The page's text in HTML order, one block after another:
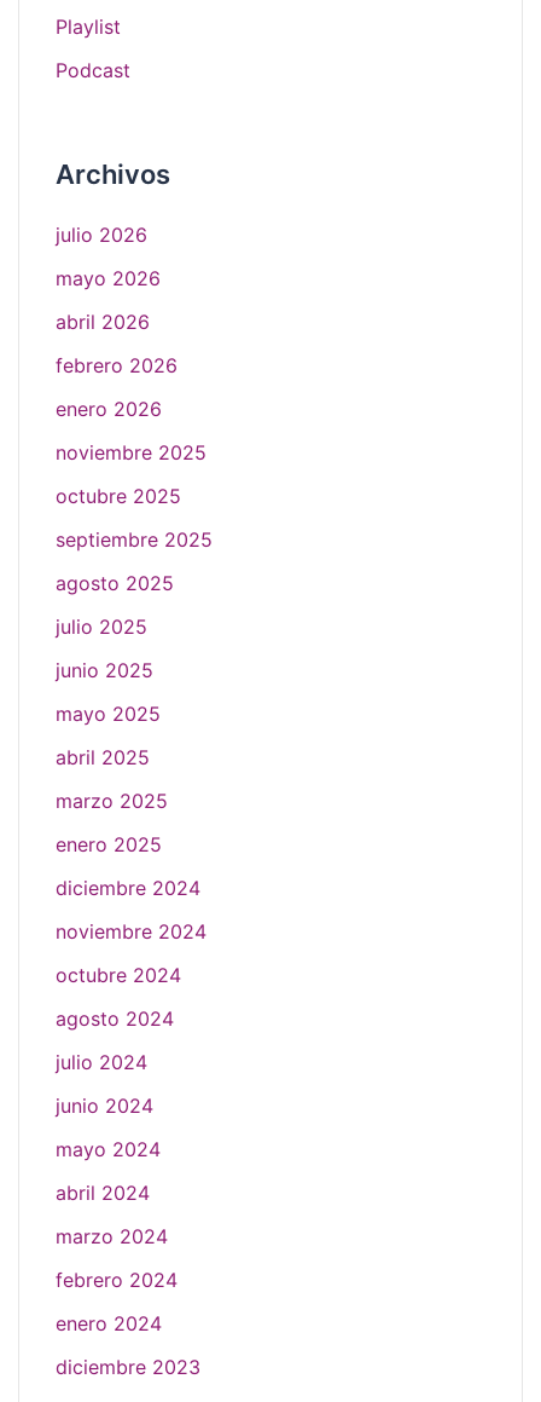
Playlist
Podcast
Archivos
julio 2026
mayo 2026
abril 2026
febrero 2026
enero 2026
noviembre 2025
octubre 2025
septiembre 2025
agosto 2025
julio 2025
junio 2025
mayo 2025
abril 2025
marzo 2025
enero 2025
diciembre 2024
noviembre 2024
octubre 2024
agosto 2024
julio 2024
junio 2024
mayo 2024
abril 2024
marzo 2024
febrero 2024
enero 2024
diciembre 2023